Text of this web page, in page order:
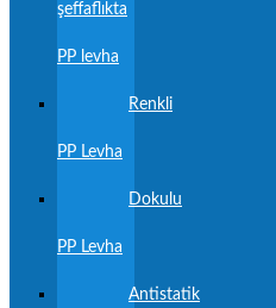
şeffaflıkta
PP levha
Renkli
PP Levha
Dokulu
PP Levha
Antistatik